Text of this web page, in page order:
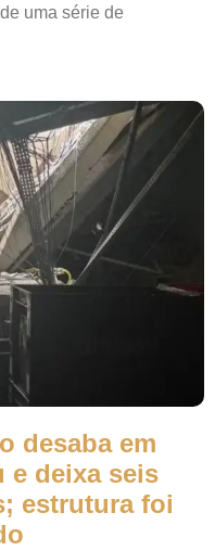
uma série de
desaba em
e deixa seis
estrutura foi